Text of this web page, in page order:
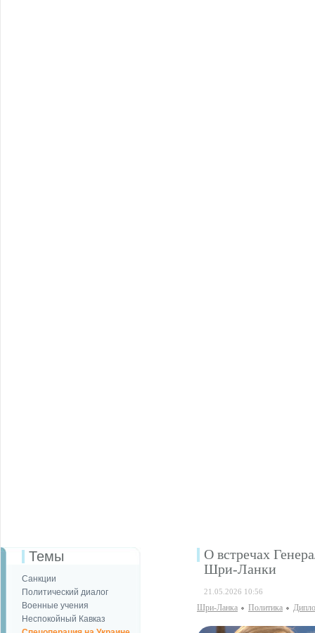
Темы
Санкции
Политический диалог
Военные учения
Неспокойный Кавказ
О встречах
Шри-Ланки
21.05.2026 10:56
Шри-Ланка Политика